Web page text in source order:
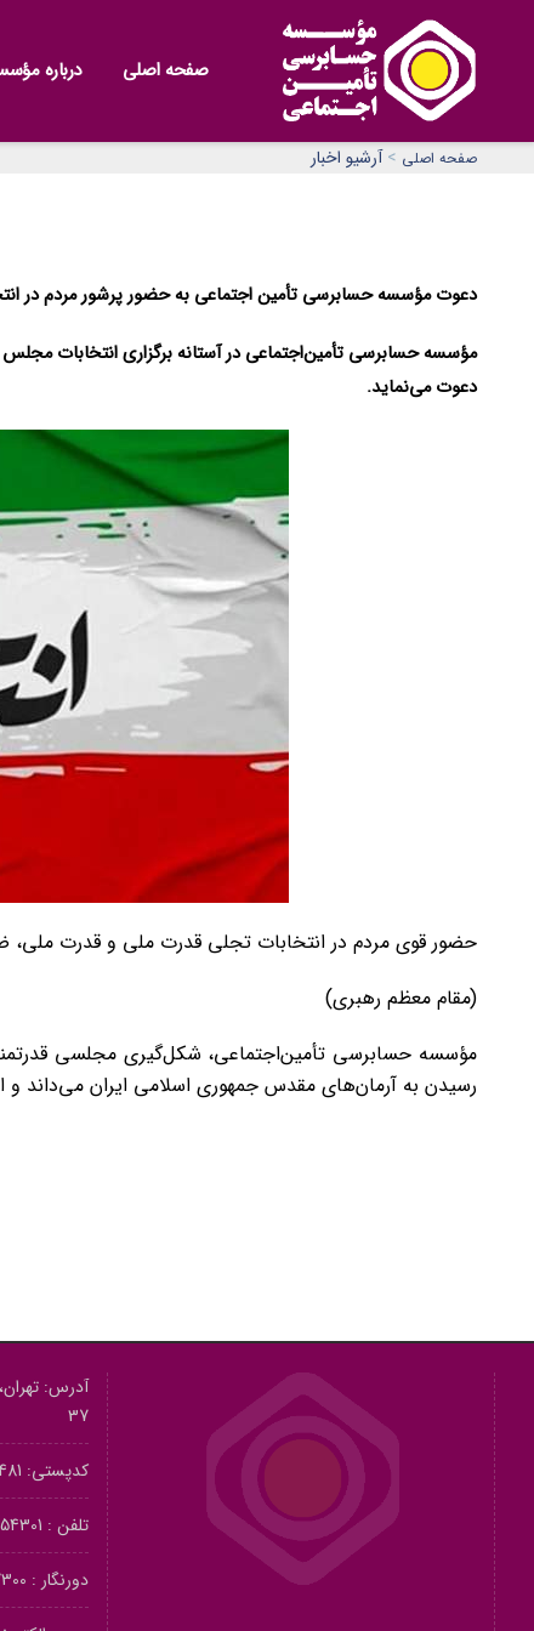
صفحه اصلی درباره
صفحه اصلی > آرشیو اخبار
دعوت مؤسسه حسابرسی تأمین اجتماعی به حضور پرشور مردم در
مؤسسه حسابرسی تأمین‌اجتماعی در آستانه برگزاری انتخابات
دعوت می‌نماید.
حضور قوی مردم در انتخابات تجلی قدرت ملی و قدرت ملی،
(مقام معظم رهبری)
مؤسسه حسابرسی تأمین‌اجتماعی، شکل‌گیری مجلسی
رسیدن به آرمان‌های مقدس جمهوری اسلامی ایران می‌داند و
آدرس: تهران،
37
کدپستی: 1415615481
تلفن : 021
دورنگار : 021